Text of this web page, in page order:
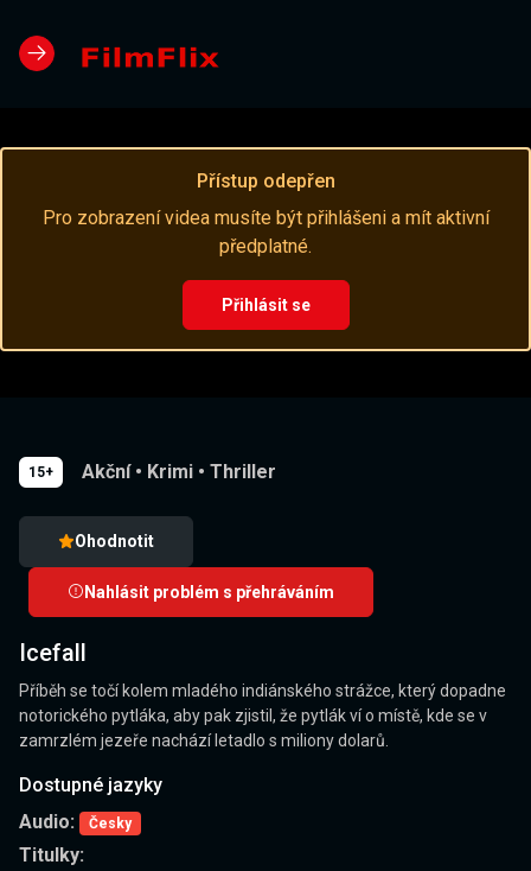
Přístup odepřen
Pro zobrazení videa musíte být přihlášeni a mít aktivní
předplatné.
Přihlásit se
15+ Akční • Krimi • Thriller
Ohodnotit
Nahlásit problém s přehráváním
Icefall
Příběh se točí kolem mladého indiánského strážce, který dopadne
notorického pytláka, aby pak zjistil, že pytlák ví o místě, kde se v
zamrzlém jezeře nachází letadlo s miliony dolarů.
Dostupné jazyky
Audio:
Česky
Titulky: